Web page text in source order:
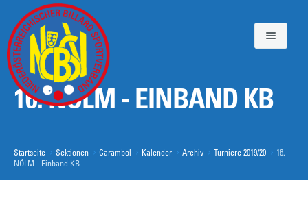
S
i
NÖBSV
KONTAKT
16. NÖLM - EINBAND KB
Startseite Sektionen Carambol Kalender Archiv Turniere 2019/20
16.
NÖLM - Einband KB